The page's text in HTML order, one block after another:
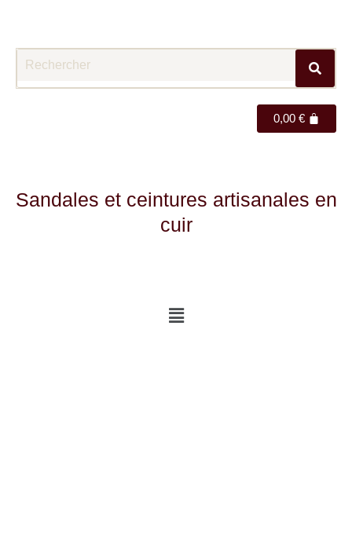
0,00 €
Sandales et ceintures artisanales en
cuir
Menu